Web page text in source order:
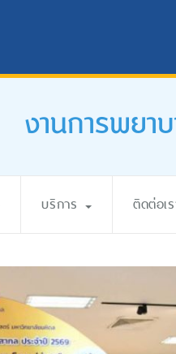
งานการพยา
บริการ ติดต่อเ